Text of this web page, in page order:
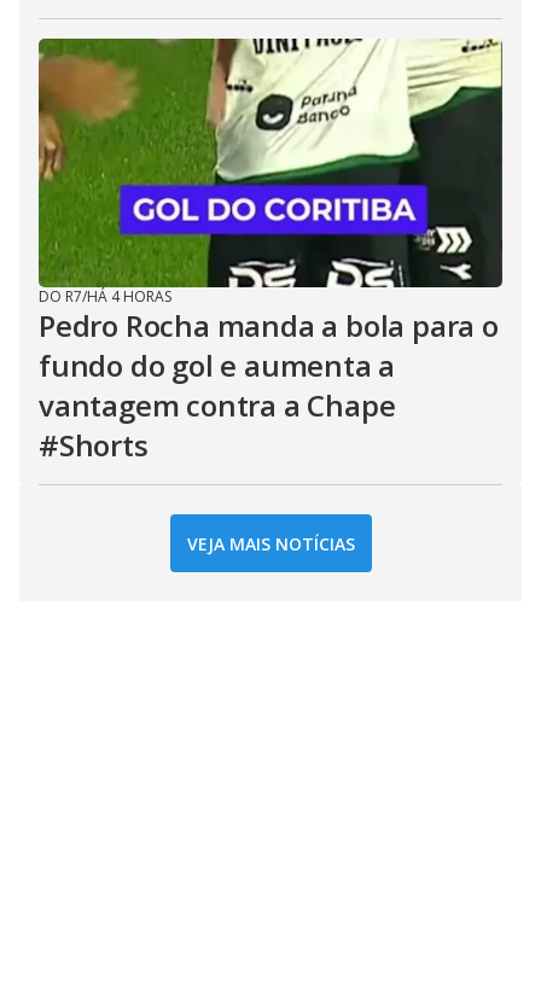
DO R7/HÁ 4 HORAS
Pedro Rocha manda a bola para o
fundo do gol e aumenta a
vantagem contra a Chape
#Shorts
VEJA MAIS NOTÍCIAS